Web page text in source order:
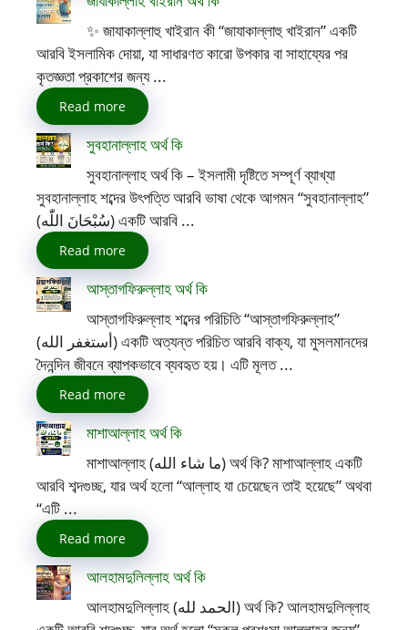
✨ জাযাকাল্লাহু খাইরান কী “জাযাকাল্লাহু খাইরান” একটি
আরবি ইসলামিক দোয়া, যা সাধারণত কারো উপকার বা সাহায্যের পর
কৃতজ্ঞতা প্রকাশের জন্য ...
Read more
সুবহানাল্লাহ অর্থ কি
সুবহানাল্লাহ অর্থ কি – ইসলামী দৃষ্টিতে সম্পূর্ণ ব্যাখ্যা
সুবহানাল্লাহ শব্দের উৎপত্তি আরবি ভাষা থেকে আগমন “সুবহানাল্লাহ”
(سُبْحَانَ اللّٰه) একটি আরবি ...
Read more
আস্তাগফিরুল্লাহ অর্থ কি
আস্তাগফিরুল্লাহ শব্দের পরিচিতি “আস্তাগফিরুল্লাহ”
(أستغفر الله) একটি অত্যন্ত পরিচিত আরবি বাক্য, যা মুসলমানদের
দৈনন্দিন জীবনে ব্যাপকভাবে ব্যবহৃত হয়। এটি মূলত ...
Read more
মাশাআল্লাহ অর্থ কি
মাশাআল্লাহ (ما شاء الله) অর্থ কি? মাশাআল্লাহ একটি
আরবি শব্দগুচ্ছ, যার অর্থ হলো “আল্লাহ যা চেয়েছেন তাই হয়েছে” অথবা
“এটি ...
Read more
আলহামদুলিল্লাহ অর্থ কি
আলহামদুলিল্লাহ (الحمد لله) অর্থ কি? আলহামদুলিল্লাহ